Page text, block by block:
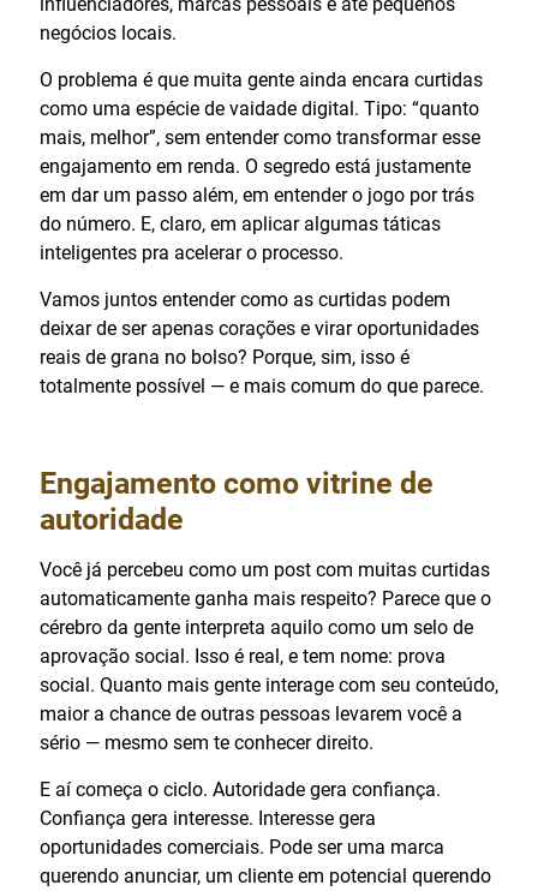
negócios locais.
O problema é que muita gente ainda encara curtidas
como uma espécie de vaidade digital. Tipo: “quanto
mais, melhor”, sem entender como transformar esse
engajamento em renda. O segredo está justamente
em dar um passo além, em entender o jogo por trás
do número. E, claro, em aplicar algumas táticas
inteligentes pra acelerar o processo.
Vamos juntos entender como as curtidas podem
deixar de ser apenas corações e virar oportunidades
reais de grana no bolso? Porque, sim, isso é
totalmente possível — e mais comum do que parece.
Engajamento como vitrine de
autoridade
Você já percebeu como um post com muitas curtidas
automaticamente ganha mais respeito? Parece que o
cérebro da gente interpreta aquilo como um selo de
aprovação social. Isso é real, e tem nome: prova
social. Quanto mais gente interage com seu conteúdo,
maior a chance de outras pessoas levarem você a
sério — mesmo sem te conhecer direito.
E aí começa o ciclo. Autoridade gera confiança.
Confiança gera interesse. Interesse gera
oportunidades comerciais. Pode ser uma marca
querendo anunciar, um cliente em potencial querendo